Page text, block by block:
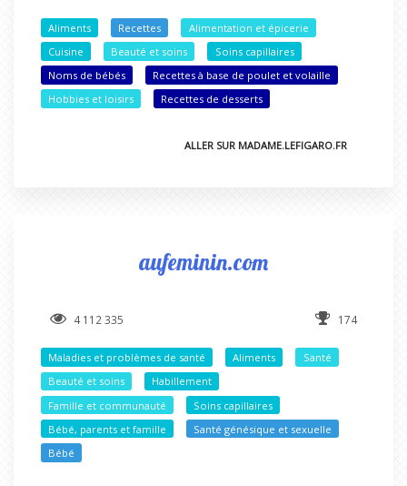
Aliments Recettes
Alimentation et épicerie
Cuisine
Beauté et soins
Soins capillaires
Noms de bébés
Recettes à base de poulet et volaille
Hobbies et loisirs
Recettes de desserts
ALLER SUR MADAME.LEFIGARO.FR
aufeminin.com
4 112 335 174
Maladies et problèmes de santé Aliments
Santé
Beauté et soins
Habillement
Famille et communauté
Soins capillaires
Bébé, parents et famille
Santé génésique et sexuelle
Bébé